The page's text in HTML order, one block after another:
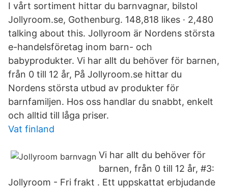
I vårt sortiment hittar du barnvagnar, bilstol
Jollyroom.se, Gothenburg. 148,818 likes · 2,480
talking about this. Jollyroom är Nordens största
e-handelsföretag inom barn- och
babyprodukter. Vi har allt du behöver för barnen,
från 0 till 12 år, På Jollyroom.se hittar du
Nordens största utbud av produkter för
barnfamiljen. Hos oss handlar du snabbt, enkelt
och alltid till låga priser.
Vat finland
Vi har allt du behöver för
barnen, från 0 till 12 år, #3:
Jollyroom - Fri frakt . Ett uppskattat erbjudande